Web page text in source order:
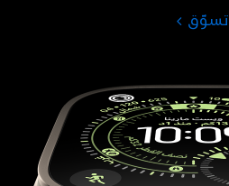
تسوّق Apple
3